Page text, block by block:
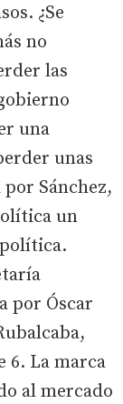
¿Se
no
las
una
unas
Sánchez,
un
por Óscar
6. La marca
al mercado